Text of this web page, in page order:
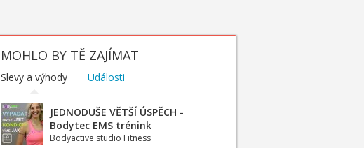
MOHLO BY TĚ ZAJÍMAT
Slevy a výhody Události
JEDNODUŠE VĚTŠÍ ÚSPĚCH -
Bodytec EMS trénink
Bodyactive studio Fitness